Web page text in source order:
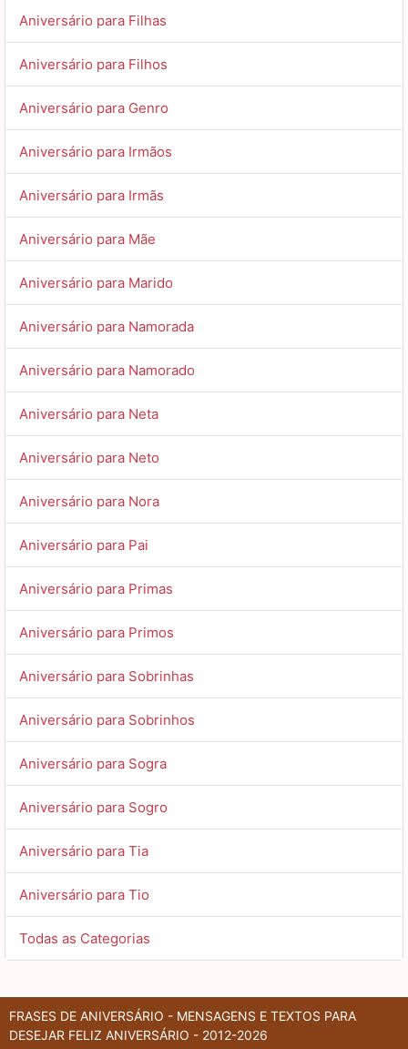
Aniversário para Filhas
Aniversário para Filhos
Aniversário para Genro
Aniversário para Irmãos
Aniversário para Irmãs
Aniversário para Mãe
Aniversário para Marido
Aniversário para Namorada
Aniversário para Namorado
Aniversário para Neta
Aniversário para Neto
Aniversário para Nora
Aniversário para Pai
Aniversário para Primas
Aniversário para Primos
Aniversário para Sobrinhas
Aniversário para Sobrinhos
Aniversário para Sogra
Aniversário para Sogro
Aniversário para Tia
Aniversário para Tio
Todas as Categorias
FRASES DE ANIVERSÁRIO - MENSAGENS E TEXTOS PARA
DESEJAR FELIZ ANIVERSÁRIO - 2012-2026